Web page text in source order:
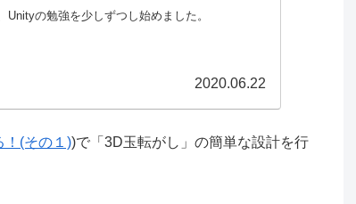
の勉強を少しずつし始めました。
2020.06.22
！(その１))で「3D玉転がし」の簡単な設計を行